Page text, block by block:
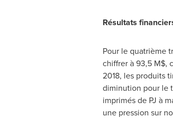
Résultats
Pour le quatrième
chiffrer à 93,5 M$,
2018, les produits
diminution pour le
imprimés de PJ à
une pression sur